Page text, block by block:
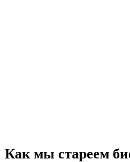
Как мы стареем